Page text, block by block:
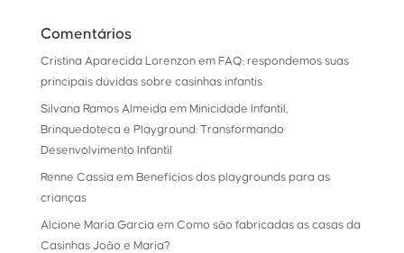
Comentários
Cristina Aparecida Lorenzonem FAQ: respondemos suas
principais dúvidas sobre casinhas infantis
Silvana Ramos Almeida em Minicidade Infantil,
Brinquedoteca e Playground: Transformando
Desenvolvimento Infantil
Renne Cassia em Benefícios dos playgrounds para as
crianças
Alcione Maria Garcia em Como são fabricadas as casas da
Casinhas João e Maria?